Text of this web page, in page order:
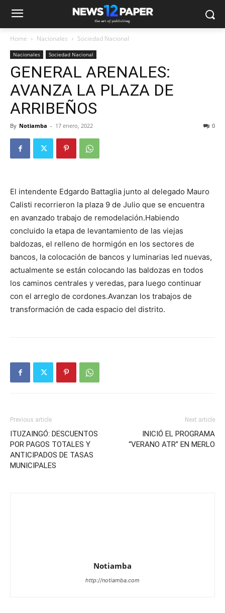
Home Nacionales Sociedad Nacional
Nacionales Sociedad Nacional
GENERAL ARENALES:
AVANZA LA PLAZA DE
ARRIBEÑOS
By Notiamba - 17 enero, 2022 0
El intendente Edgardo Battaglia junto al delegado Mauro
Calisti recorrieron la plaza 9 de Julio que se encuentra
en avanzado trabajo de remodelación.Habiendo
concluido la etapa de levantamiento de las viejas
baldozas, el relleno de hormigón en los sectores de
bancos, la colocación de bancos y luminarias led nuevas,
actualmente se están colocando las baldozas en todos
los caminos centrales y veredas, para luego continuar
con el arreglo de cordones.Avanzan los trabajos de
transformación de cada espacio del distrito.
Previous article
ITUZAINGÓ: DESCUENTOS
POR PAGOS TOTALES Y
ANTICIPADOS DE TASAS
MUNICIPALES
Next article
INICIÓ EL PROGRAMA
“VERANO ATR” EN MERLO
Notiamba
http://notiamba.com